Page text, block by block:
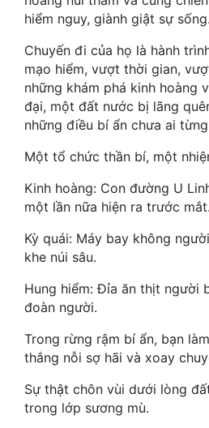
Huyền Huyễn
Huyền Ảo
Hài Hước
Hệ Thống
Học Đường
Khoa Huyễn
Khoa Huyễn Không Gian
Kinh Dị
Kiếm Hiệp
Kỳ Ảo
Linh Dị
hiểm nguy, giành giật sự sống.
Chuyến đi của họ là hành
mạo hiểm, vượt thời gian,
những khám phá kinh hoàng
đại, một đất nước bị lãng
những điều bí ẩn chưa ai
Một tổ chức thần bí, một
Kinh hoàng: Con đường U
một lần nữa hiện ra trước mắt.
Kỳ quái: Máy bay không
khe núi sâu.
Hung hiểm: Đỉa ăn thịt người
đoàn người.
Trong rừng rậm bí ẩn, bạn
thắng nỗi sợ hãi và xoay
Sự thật chôn vùi dưới lòng
trong lớp sương mù.